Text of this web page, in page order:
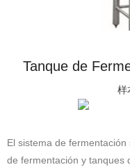
Tanque de
样
El sistema de
de fermentación y tanques